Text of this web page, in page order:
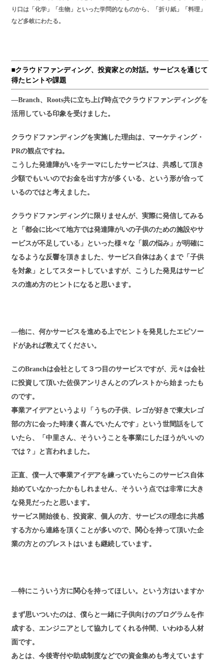
り口は「化学」「生物」といった学問的なものから、「折り紙」「料理」
など多岐にわたる。
■クラウドファンディング、投資家との対話。サービスを通じて
得たヒントや課題
―Branch、Roots共に立ち上げ時点でクラウドファンディングを
活用している印象を受けました。
クラウドファンディングを実施した理由は、マーケティング・
PRの観点ですね。
こうした発達障がいをテーマにしたサービスは、共感して頂き
少額でもいいのでお金を出す方が多くいる、という形が合って
いるのではと考えました。
クラウドファンディングに限りませんが、実際に発信してみる
と「都会に比べて地方では発達障がいの子供のための施設やサ
ービスが不足している」といった様々な「親の悩み」が明確に
なるような反響を頂きました、サービス自体はあくまで「子供
を対象」としてスタートしていますが、こうした発見はサービ
スの進め方のヒントになると思います。
―他に、何かサービスを進める上でヒントを発見したエピソー
ドがあれば教えてください。
このBranchは会社として３つ目のサービスですが、元々は会社
に投資して頂いた佐俣アンリさんとのブレストから始まったも
のです。
事業アイデアというより「うちの子供、レゴが好きで東大レゴ
部の方に会った時凄く喜んでいたんです」という世間話をして
いたら、「中里さん、そういうことを事業にしたほうがいいの
では？」と言われました。
正直、僕一人で事業アイデアを練っていたらこのサービス自体
始めていなかったかもしれません、そういう点では非常に大き
な発見だったと思います。
サービス開始後も、投資家、個人の方、サービスの理念に共感
する方から連絡を頂くことが多いので、関心を持って頂いた企
業の方とのブレストはいまも継続しています。
―特にこういう方に関心を持ってほしい。という方はいますか
まず思いついたのは、僕らと一緒に子供向けのプログラムを作
成する、エンジニアとして協力してくれる仲間、いわゆる人材
面です。
あとは、今後寄付や助成制度などでの資金集めも考えています